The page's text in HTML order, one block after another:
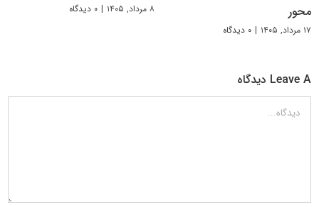
محور
۱۷ مرداد, ۱۴۰۵ | ۰ دیدگاه
۸ مرداد, ۱۴۰۵ | ۰ دیدگاه
Leave A دیدگاه
دیدگاه